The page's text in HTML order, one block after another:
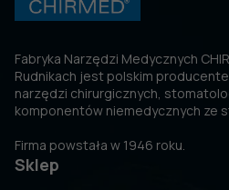
Fabryka Narzędzi Medycznych
Rudnikach jest polskim
narzędzi chirurgicznych,
komponentów niemedycznych ze
Firma powstała w 1946 roku.
Sklep